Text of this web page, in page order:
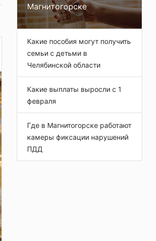
Магнитогорске
Какие пособия могут получить
семьи с детьми в
Челябинской области
Какие выплаты выросли с 1
февраля
Где в Магнитогорске работают
камеры фиксации нарушений
ПДД